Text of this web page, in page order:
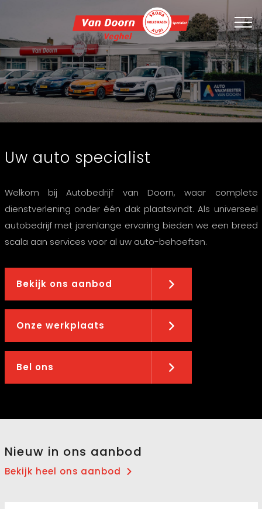
Uw auto specialist
Welkom bij Autobedrijf van Doorn, waar complete
dienstverlening onder één dak plaatsvindt. Als universeel
autobedrijf met jarenlange ervaring bieden we een breed
scala aan services voor al uw auto-behoeften.
Bekijk ons aanbod
Onze werkplaats
Bel ons
Nieuw in ons aanbod
Bekijk heel ons aanbod